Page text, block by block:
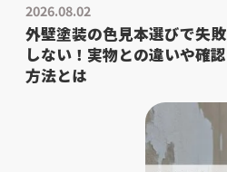
2026.08.02
外壁塗装の色見本選びで失敗
しない！実物との違いや確認
方法とは